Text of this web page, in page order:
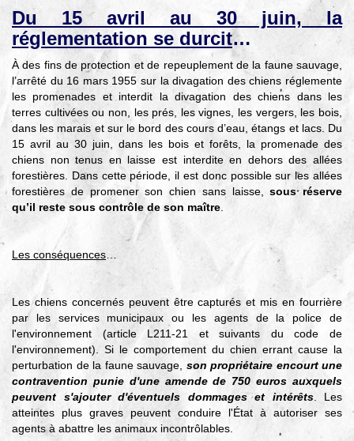
Du 15 avril au 30 juin, la
réglementation se durcit…
À des fins de protection et de repeuplement de la faune sauvage,
l’arrêté du 16 mars 1955 sur la divagation des chiens réglemente
les promenades et interdit la divagation des chiens dans les
terres cultivées ou non, les prés, les vignes, les vergers, les bois,
dans les marais et sur le bord des cours d’eau, étangs et lacs. Du
15 avril au 30 juin, dans les bois et forêts, la promenade des
chiens non tenus en laisse est interdite en dehors des allées
forestières. Dans cette période, il est donc possible sur les allées
forestières de promener son chien sans laisse,sous réserve
qu’il reste sous contrôle de son maître
Les conséquences
Les chiens concernés peuvent être capturés et mis en fourrière
par les services municipaux ou les agents de la police de
l'environnement (article L211-21 et suivants du code de
l'environnement). Si le comportement du chien errant cause la
perturbation de la faune sauvage, son propriétaire encourt une
contravention punie d'une amende de 750 euros auxquels
peuvent s'ajouter d'éventuels dommages et intérêts. Les
atteintes plus graves peuvent conduire l'État à autoriser ses
agents à abattre les animaux incontrôlables.